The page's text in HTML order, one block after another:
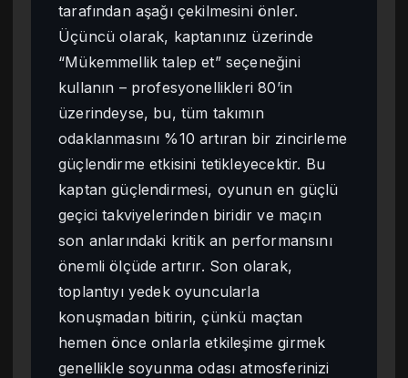
tarafından aşağı çekilmesini önler.
Üçüncü olarak, kaptanınız üzerinde
“Mükemmellik talep et” seçeneğini
kullanın – profesyonellikleri 80’in
üzerindeyse, bu, tüm takımın
odaklanmasını %10 artıran bir zincirleme
güçlendirme etkisini tetikleyecektir. Bu
kaptan güçlendirmesi, oyunun en güçlü
geçici takviyelerinden biridir ve maçın
son anlarındaki kritik an performansını
önemli ölçüde artırır. Son olarak,
toplantıyı yedek oyuncularla
konuşmadan bitirin, çünkü maçtan
hemen önce onlarla etkileşime girmek
genellikle soyunma odası atmosferinizi